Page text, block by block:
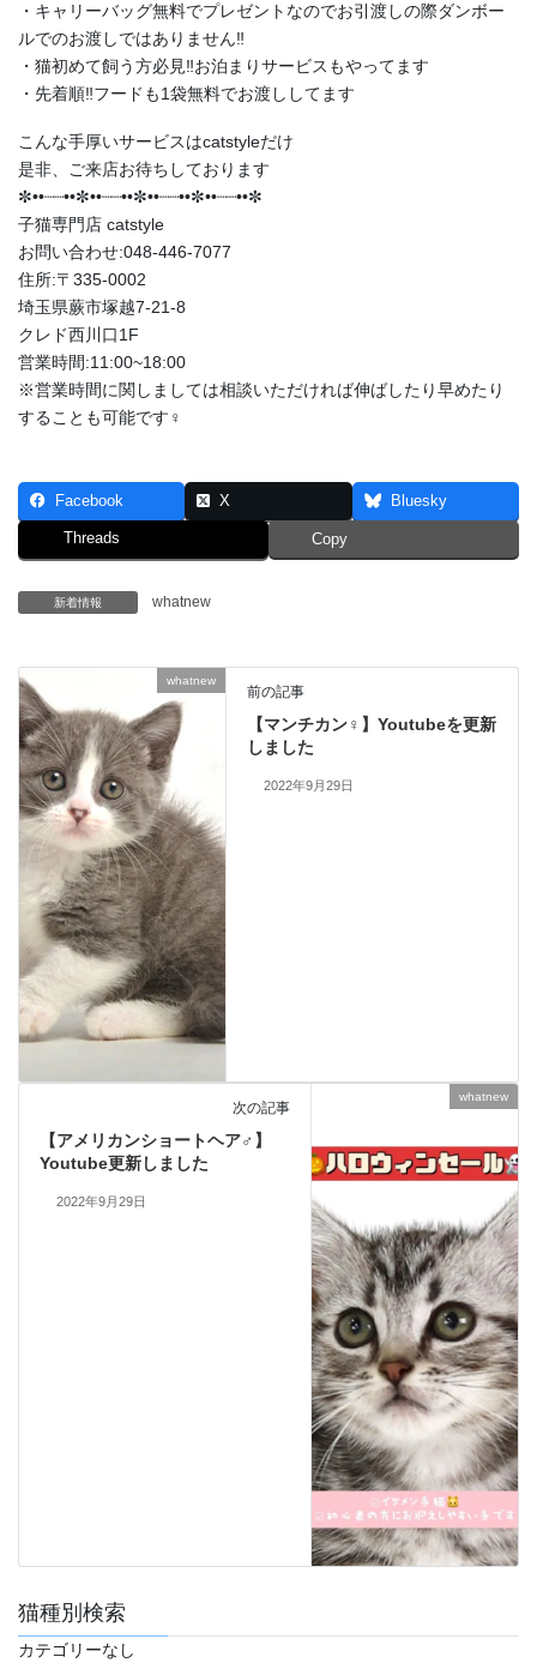
・キャリーバッグ無料でプレゼントなのでお引渡しの際ダンボー
ルでのお渡しではありません‼️
・猫初めて飼う方必見‼️お泊まりサービスもやってます
・先着順‼️フードも1袋無料でお渡ししてます
こんな手厚いサービスはcatstyleだけ
是非、ご来店お待ちしております
✼••┈┈••✼••┈┈••✼••┈┈••✼••┈┈••✼
子猫専門店 catstyle
お問い合わせ:048-446-7077
住所:〒335-0002
埼玉県蕨市塚越7-21-8
クレド西川口1F
営業時間:11:00~18:00
※営業時間に関しましては相談いただければ伸ばしたり早めたり
することも可能です‍♀️
Facebook X Bluesky
Threads Copy
新着情報 whatnew
whatnew
前の記事
【マンチカン♀】Youtubeを更新
しました
2022年9月29日
whatnew
次の記事
【アメリカンショートヘア♂】
Youtube更新しました
2022年9月29日
猫種別検索
カテゴリーなし